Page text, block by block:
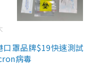
罩品牌$19快速測試
病毒